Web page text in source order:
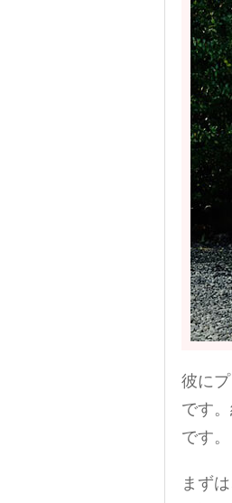
彼に
です
です。
まず